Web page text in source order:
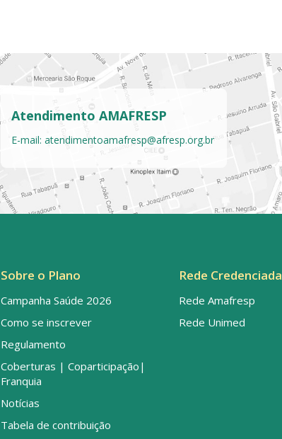
Atendimento AMAFRESP
E-mail: atendimentoamafresp@afresp.org.br
Sobre o Plano
Campanha Saúde 2026
Como se inscrever
Regulamento
Coberturas | Coparticipação|
Franquia
Notícias
Tabela de contribuição
Rede Credenciada
Rede Amafresp
Rede Unimed